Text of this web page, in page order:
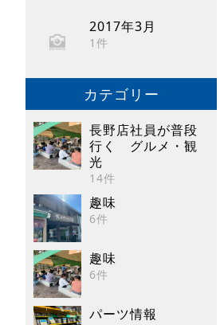
2017年3月
1件
カテゴリー
長野店社員が普段
行く グルメ・観
光
14件
趣味
6件
趣味
6件
パーツ情報